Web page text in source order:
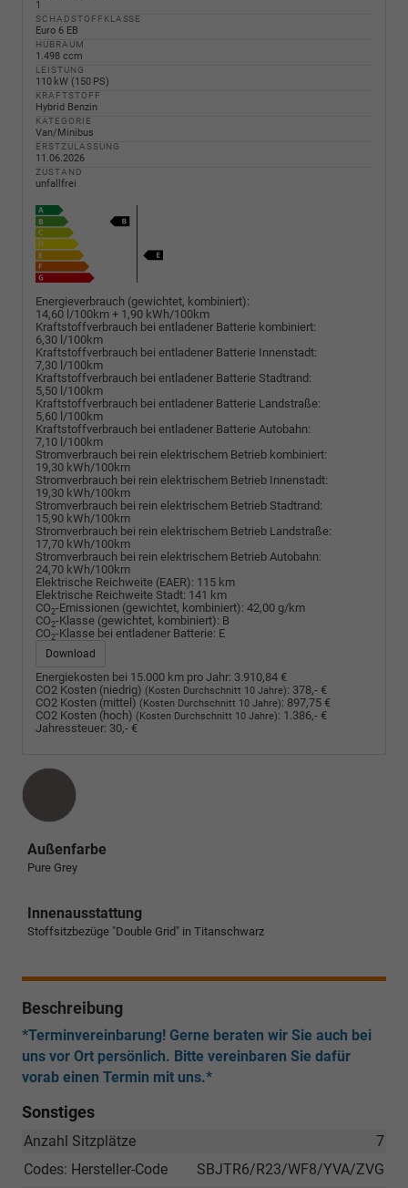
1
SCHADSTOFFKLASSE
Euro 6 EB
HUBRAUM
1.498 ccm
LEISTUNG
110 kW (150 PS)
KRAFTSTOFF
Hybrid Benzin
KATEGORIE
Van/Minibus
ERSTZULASSUNG
11.06.2026
ZUSTAND
unfallfrei
Energieverbrauch (gewichtet, kombiniert):
14,60 l/100km + 1,90 kWh/100km
Kraftstoffverbrauch bei entladener Batterie kombiniert:
6,30 l/100km
Kraftstoffverbrauch bei entladener Batterie Innenstadt:
7,30 l/100km
Kraftstoffverbrauch bei entladener Batterie Stadtrand:
5,50 l/100km
Kraftstoffverbrauch bei entladener Batterie Landstraße:
5,60 l/100km
Kraftstoffverbrauch bei entladener Batterie Autobahn:
7,10 l/100km
Stromverbrauch bei rein elektrischem Betrieb kombiniert:
19,30 kWh/100km
Stromverbrauch bei rein elektrischem Betrieb Innenstadt:
19,30 kWh/100km
Stromverbrauch bei rein elektrischem Betrieb Stadtrand:
15,90 kWh/100km
Stromverbrauch bei rein elektrischem Betrieb Landstraße:
17,70 kWh/100km
Stromverbrauch bei rein elektrischem Betrieb Autobahn:
24,70 kWh/100km
Elektrische Reichweite (EAER): 115 km
Elektrische Reichweite Stadt: 141 km
CO2-Emissionen (gewichtet, kombiniert): 42,00 g/km
CO2-Klasse (gewichtet, kombiniert): B
CO2-Klasse bei entladener Batterie: E
Download
Energiekosten bei 15.000 km pro Jahr: 3.910,84 €
CO2 Kosten (niedrig) (Kosten Durchschnitt 10 Jahre): 378,- €
CO2 Kosten (mittel) (Kosten Durchschnitt 10 Jahre): 897,75 €
CO2 Kosten (hoch) (Kosten Durchschnitt 10 Jahre): 1.386,- €
Jahressteuer: 30,- €
Außenfarbe
Pure Grey
Innenausstattung
Stoffsitzbezüge "Double Grid" in Titanschwarz
Beschreibung
*Terminvereinbarung! Gerne beraten wir Sie auch bei
uns vor Ort persönlich. Bitte vereinbaren Sie dafür
vorab einen Termin mit uns.*
Sonstiges
7
Anzahl Sitzplätze
SBJTR6/R23/WF8/YVA/ZVG
Codes: Hersteller-Code